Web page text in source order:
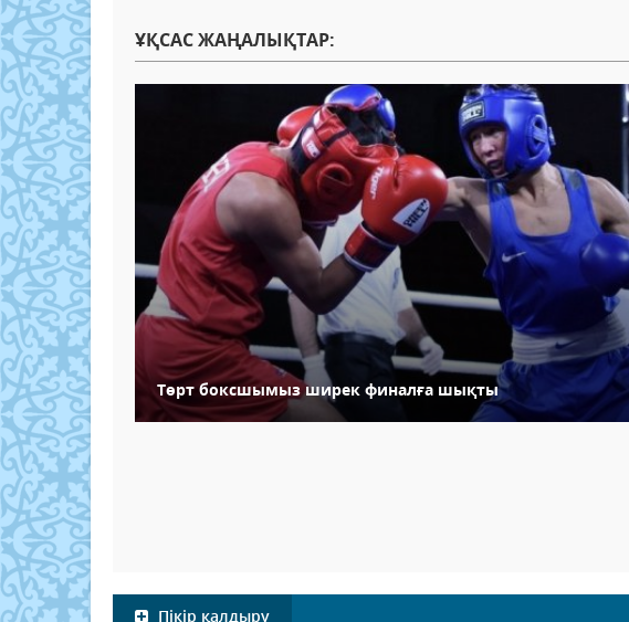
ҰҚСАС ЖАҢАЛЫҚТАР:
Төрт боксшымыз ширек финалға шықты
Пікір қалдыру